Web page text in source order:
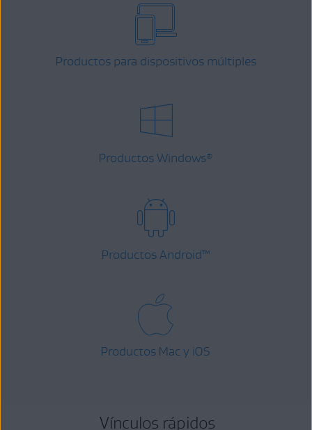
Productos para dispositivos múltiples
Productos Windows®
Productos Android™
Productos Mac y iOS
Vínculos rápidos